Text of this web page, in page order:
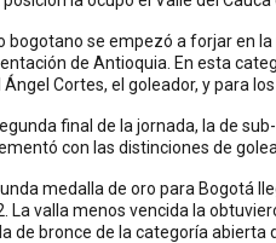
bogotano se empezó a forjar en
de Antioquia. En esta
Ángel Cortes, el goleador, y para
final de la jornada, la de
con las distinciones de
medalla de oro para Bogotá
La valla menos vencida la
de bronce de la categoría abierta